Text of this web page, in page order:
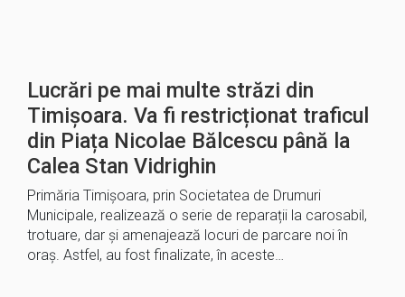
Lucrări pe mai multe străzi din
Timișoara. Va fi restricționat traficul
din Piața Nicolae Bălcescu până la
Calea Stan Vidrighin
Primăria Timișoara, prin Societatea de Drumuri
Municipale, realizează o serie de reparații la carosabil,
trotuare, dar și amenajează locuri de parcare noi în
oraș. Astfel, au fost finalizate, în aceste…